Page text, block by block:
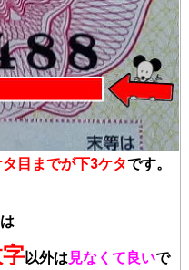
目までが下3ケタです。
は
以外は見なくて良いで